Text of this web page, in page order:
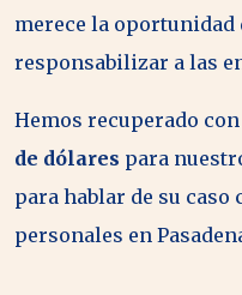
merece la
responsabilizar a las
Hemos recuperado
de dólares para
para hablar de su caso
personales en